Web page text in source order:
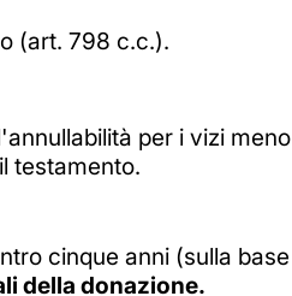
(art. 798 c.c.).
per i vizi meno
testamento.
cinque anni (sulla base
della donazione.